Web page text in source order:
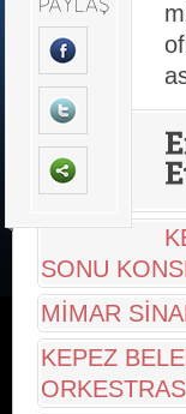
SONU
MİMAR
KEPEZ